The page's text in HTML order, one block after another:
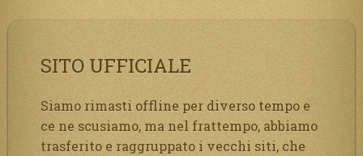
SITO UFFICIALE
Siamo rimasti offline per diverso tempo e
ce ne scusiamo, ma nel frattempo, abbiamo
trasferito e raggruppato i vecchi siti, che